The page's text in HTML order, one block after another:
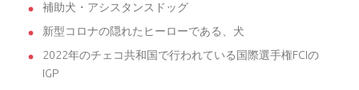
補助犬・アシスタンスドッグ
新型コロナの隠れたヒーローである、犬
2022年のチェコ共和国で行われている国際選手権FCIの
IGP